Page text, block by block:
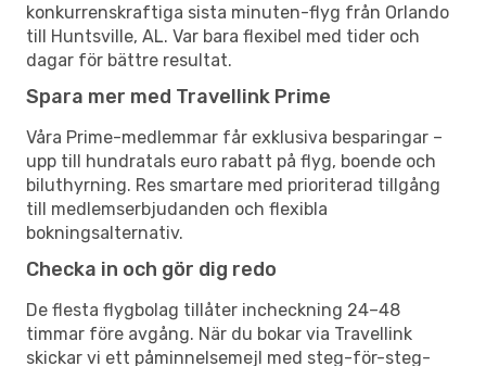
konkurrenskraftiga sista minuten-flyg från Orlando
till Huntsville, AL. Var bara flexibel med tider och
dagar för bättre resultat.
Spara mer med Travellink Prime
Våra Prime-medlemmar får exklusiva besparingar –
upp till hundratals euro rabatt på flyg, boende och
biluthyrning. Res smartare med prioriterad tillgång
till medlemserbjudanden och flexibla
bokningsalternativ.
Checka in och gör dig redo
De flesta flygbolag tillåter incheckning 24–48
timmar före avgång. När du bokar via Travellink
skickar vi ett påminnelsemejl med steg-för-steg-